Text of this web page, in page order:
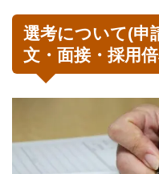
選考について(申
文・面接・採用